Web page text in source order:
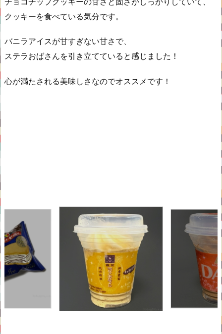
クッキーを食べている気分です。
バニラアイスが甘すぎない甘さで、
ステラおばさんを引き立てていると感じました！
心が満たされる美味しさなのでオススメです！